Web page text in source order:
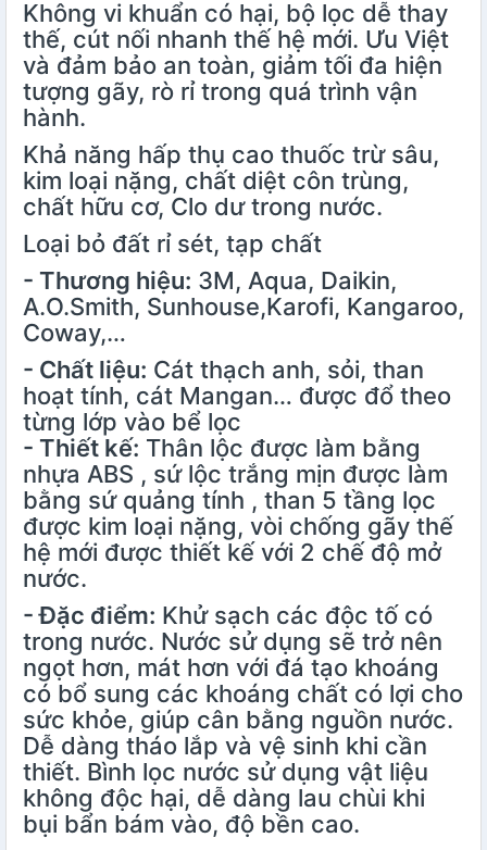
Không vi khuẩn có hại, bộ lọc dễ thay
thế, cút nối nhanh thế hệ mới. Ưu Việt
và đảm bảo an toàn, giảm tối đa hiện
tượng gãy, rò rỉ trong quá trình vận
hành.
Khả năng hấp thụ cao thuốc trừ sâu,
kim loại nặng, chất diệt côn trùng,
chất hữu cơ, Clo dư trong nước.
Loại bỏ đất rỉ sét, tạp chất
- Thương hiệu: 3M, Aqua, Daikin,
A.O.Smith, Sunhouse,Karofi, Kangaroo,
Coway,…
- Chất liệu: Cát thạch anh, sỏi, than
hoạt tính, cát Mangan… được đổ theo
từng lớp vào bể lọc
- Thiết kế: Thân lộc được làm bằng
nhựa ABS , sứ lộc trắng mịn được làm
bằng sứ quảng tính , than 5 tầng lọc
được kim loại nặng, vòi chống gãy thế
hệ mới được thiết kế với 2 chế độ mở
nước.
- Đặc điểm: Khử sạch các độc tố có
trong nước. Nước sử dụng sẽ trở nên
ngọt hơn, mát hơn với đá tạo khoáng
có bổ sung các khoáng chất có lợi cho
sức khỏe, giúp cân bằng nguồn nước.
Dễ dàng tháo lắp và vệ sinh khi cần
thiết. Bình lọc nước sử dụng vật liệu
không độc hại, dễ dàng lau chùi khi
bụi bẩn bám vào, độ bền cao.